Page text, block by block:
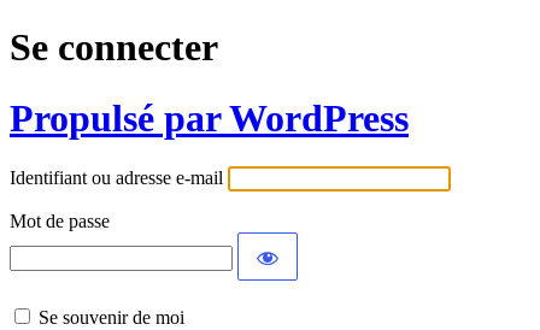
Se connecter
Propulsé par WordPress
Identifiant ou adresse e-mail
Mot de passe
Se souvenir de moi